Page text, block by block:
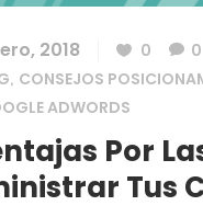
2018 0
0
, CONSEJOS
ADWORDS
Por
Tus